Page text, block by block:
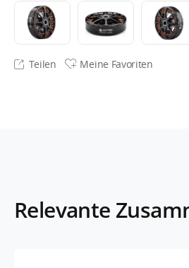
Teilen Meine Favoriten
Relevante